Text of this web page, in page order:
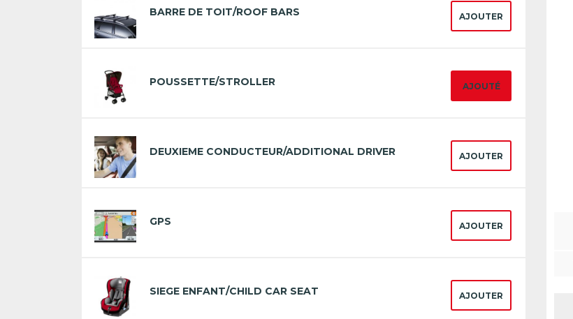
BARRE DE TOIT/ROOF BARS AJOUTER
POUSSETTE/STROLLER AJOUTÉ
DEUXIEME CONDUCTEUR/ADDITIONAL DRIVER AJOUTER
GPS AJOUTER
SIEGE ENFANT/CHILD CAR SEAT AJOUTER